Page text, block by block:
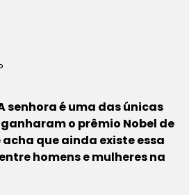
senhora é uma das únicas
o prêmio Nobel de
acha que ainda existe essa
homens e mulheres na